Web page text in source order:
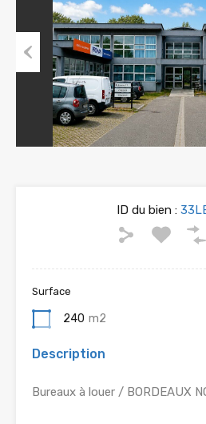
Previous
ID du bien :
Surface
240 m2
Description
Bureaux à louer / BORDEAUX